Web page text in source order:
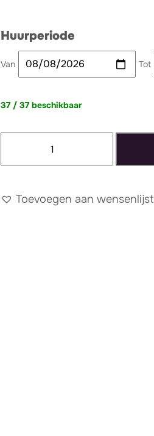
Huurperiode
Van Tot
37 / 37 beschikbaar
aantal
Toevoegen aan wensenlijst